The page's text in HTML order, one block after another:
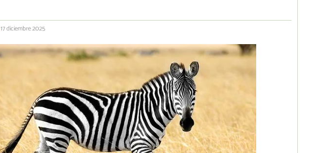
17 diciembre 2025